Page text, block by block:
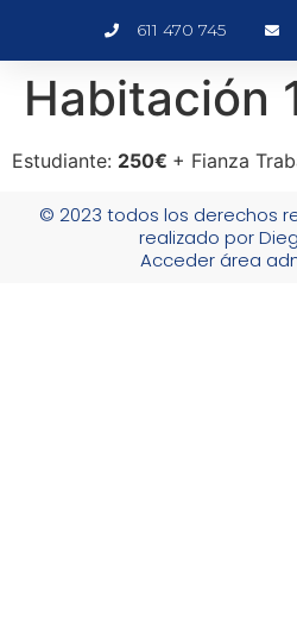
611 470 745
Habitación
Estudiante: 250€ + Fianza
© 2023 todos los derechos
realizado por
Acceder área